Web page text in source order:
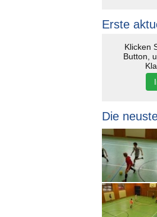
Erste
Klicken
Button,
Die